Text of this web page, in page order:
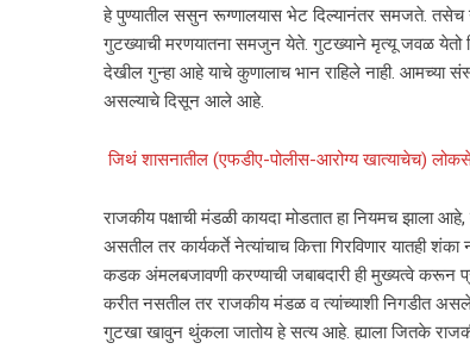
हे पुण्यातील ससुन रूग्णालयास भेट दिल्यानंतर समजते.
गुटख्याची मरणयातना समजुन येते. गुटख्याने मृत्यू जवळ येतो
देखील गुन्हा आहे याचे कुणालाच भान राहिले नाही. आमच्या
असल्याचे दिसून आले आहे.
जिथं शासनातील (एफडीए-पोलीस-आरोग्य खात्याचेच)
राजकीय पक्षाची मंडळी कायदा मोडतात हा नियमच झाला
असतील तर कार्यकर्ते नेत्यांचाच कित्ता गिरविणार यातही
कडक अंमलबजावणी करण्याची जबाबदारी ही मुख्यत्वे करून
करीत नसतील तर राजकीय मंडळ व त्यांच्याशी निगडीत
गुटखा खावुन थुंकला जातोय हे सत्य आहे. ह्याला जितके